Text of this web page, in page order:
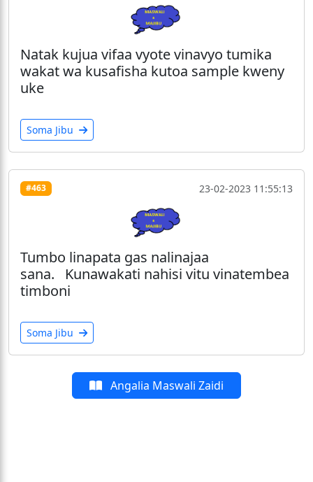
Natak kujua vifaa vyote vinavyo tumika
wakat wa kusafisha kutoa sample kweny
uke
Soma Jibu
#463 23-02-2023 11:55:13
Tumbo linapata gas nalinajaa
sana. Kunawakati nahisi vitu vinatembea
timboni
Soma Jibu
Angalia Maswali Zaidi